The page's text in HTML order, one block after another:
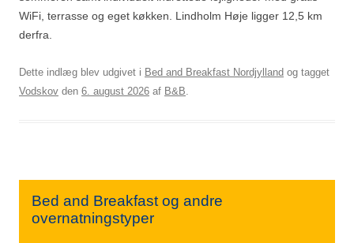
WiFi, terrasse og eget køkken. Lindholm Høje ligger 12,5 km
derfra.
Dette indlæg blev udgivet i Bed and Breakfast Nordjylland og tagget
Vodskov den 6. august 2026 af B&B
Bed and Breakfast og andre
overnatningstyper